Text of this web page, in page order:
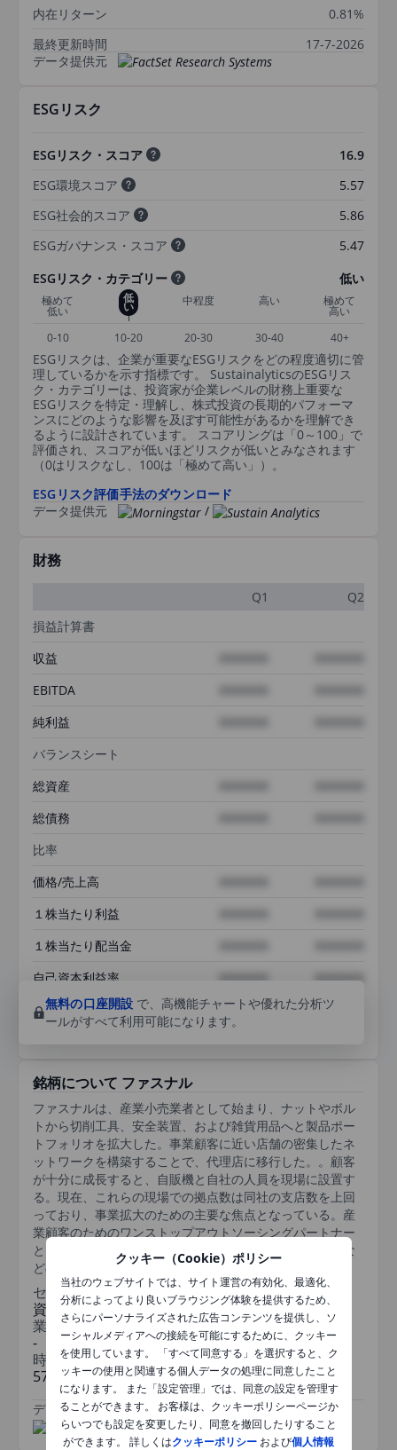
クッキー（Cookie）ポリシー
当社のウェブサイトでは、サイト運営の有効化、最適化、
分析によってより良いブラウジング体験を提供するため、
さらにパーソナライズされた広告コンテンツを提供し、ソ
ーシャルメディアへの接続を可能にするために、クッキー
を使用しています。 「すべて同意する」を選択すると、ク
ッキーの使用と関連する個人データの処理に同意したこと
になります。 また「設定管理」では、同意の設定を管理す
ることができます。 お客様は、クッキーポリシーページか
らいつでも設定を変更したり、同意を撤回したりすること
ができます。 詳しくはクッキーポリシー および個人情報
内在リターン
0.81%
最終更新時間
17-7-2026
データ提供元
ESGリスク
ESGリスク・スコア
16.9
ESG環境スコア
5.57
ESG社会的スコア
5.86
ESGガバナンス・スコア
5.47
ESGリスク・カテゴリー
低い
極めて
低い
低
い 中程度 高い 極めて
高い
0-10
10-20 20-30 30-40 40+
ESGリスクは、企業が重要なESGリスクをどの程度適切に管
理しているかを示す指標です。 SustainalyticsのESGリス
ク・カテゴリーは、投資家が企業レベルの財務上重要な
ESGリスクを特定・理解し、株式投資の長期的パフォーマ
ンスにどのような影響を及ぼす可能性があるかを理解でき
るように設計されています。 スコアリングは「0～100」で
評価され、スコアが低いほどリスクが低いとみなされます
（0はリスクなし、100は「極めて高い」）。
ESGリスク評価手法のダウンロード
データ提供元
/
財務
Q1
Q2
損益計算書
収益
EBITDA
純利益
バランスシート
総資産
総債務
比率
価格/売上高
１株当たり利益
１株当たり配当金
自己資本利益率
XXXXXXX
XXXXXXX
無料の口座開設 で、高機能チャートや優れた分析ツ
ールがすべて利用可能になります。
銘柄について ファスナル
ファスナルは、産業小売業者として始まり、ナットやボル
トから切削工具、安全装置、および雑貨用品へと製品ポー
トフォリオを拡大した。事業顧客に近い店舗の密集したネ
ットワークを構築することで、代理店に移行した。。顧客
が十分に成長すると、自販機と自社の人員を現場に設置す
る。現在、これらの現場での拠点数は同社の支店数を上回
っており、事業拡大のための主要な焦点となっている。産
業顧客のためのワンストップアウトソーシングパートナー
として機能し、幅広いメンテナンス、修理、業務用備品な
どの付加価値サービスを提供する。
セクター
資本財
業種
-
時価総額
57bn
データ提供元